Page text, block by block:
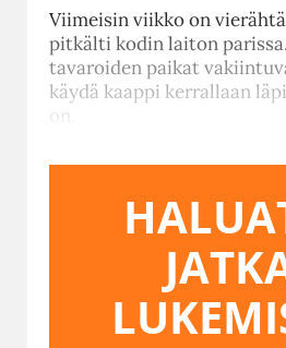
Viimeisin viikko on
pitkälti kodin laiton
tavaroiden paikat
käydä kaappi kerrallaan
on.